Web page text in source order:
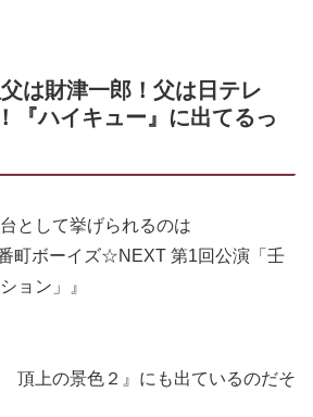
は財津一郎！父は日テレ
『ハイキュー』に出てるっ
として挙げられるのは
町ボーイズ☆NEXT 第1回公演「壬
ョン」』
頂上の景色２』にも出ているのだそ